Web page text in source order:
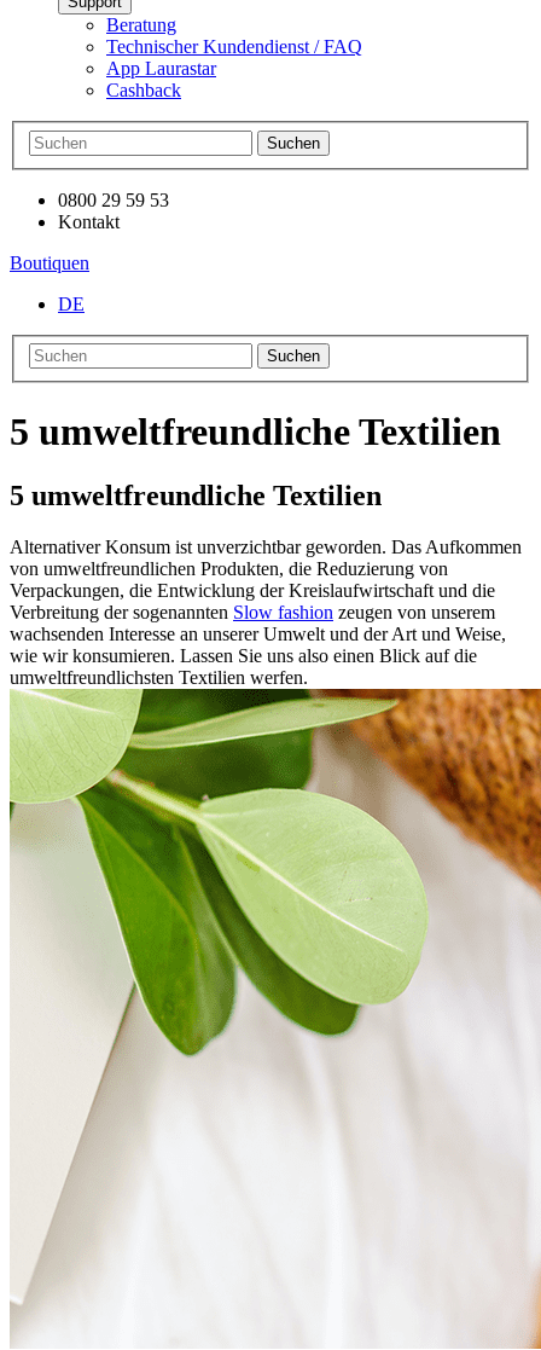
Beratung
Technischer Kundendienst / FAQ
App Laurastar
Cashback
Suchen
0800 29 59 53
Kontakt
Boutiquen
DE
Suchen
5 umweltfreundliche Textilien
5 umweltfreundliche Textilien
Alternativer Konsum ist unverzichtbar geworden. Das Aufkommen
von umweltfreundlichen Produkten, die Reduzierung von
Verpackungen, die Entwicklung der Kreislaufwirtschaft und die
Verbreitung der sogenannten Slow fashion zeugen von unserem
wachsenden Interesse an unserer Umwelt und der Art und Weise,
wie wir konsumieren. Lassen Sie uns also einen Blick auf die
umweltfreundlichsten Textilien werfen.